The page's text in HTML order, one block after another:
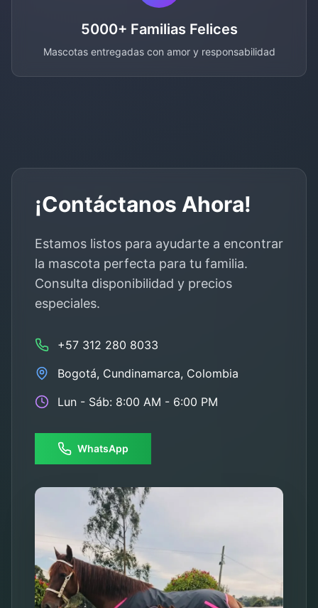
5000+ Familias Felices
Mascotas entregadas con amor y responsabilidad
¡Contáctanos Ahora!
Estamos listos para ayudarte a encontrar
la mascota perfecta para tu familia.
Consulta disponibilidad y precios
especiales.
+57 312 280 8033
Bogotá, Cundinamarca, Colombia
Lun - Sáb: 8:00 AM - 6:00 PM
WhatsApp